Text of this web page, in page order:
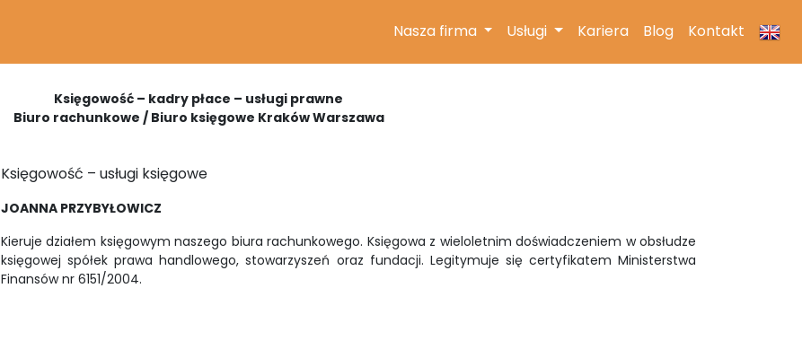
Nasza firma (current)
Usługi Kariera Blog Kontakt
Księgowość – kadry płace – usługi prawne
Biuro rachunkowe / Biuro księgowe Kraków Warszawa
Księgowość – usługi księgowe
JOANNA PRZYBYŁOWICZ
Kieruje działem księgowym naszego biura rachunkowego. Księgowa z wieloletnim doświadczeniem w obsłudze
księgowej spółek prawa handlowego, stowarzyszeń oraz fundacji. Legitymuje się certyfikatem Ministerstwa
Finansów nr 6151/2004.